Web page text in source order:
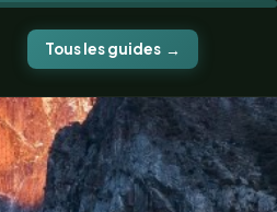
Tous les guides